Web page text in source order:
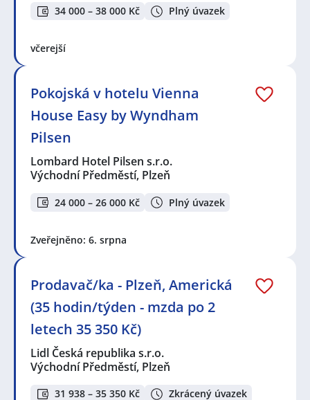
34 000 – 38 000 Kč Plný úvazek
včerejší
Pokojská v hotelu Vienna
House Easy by Wyndham
Pilsen
Lombard Hotel Pilsen s.r.o.
Východní Předměstí, Plzeň
24 000 – 26 000 Kč Plný úvazek
Zveřejněno: 6. srpna
Prodavač/ka - Plzeň, Americká
(35 hodin/týden - mzda po 2
letech 35 350 Kč)
Lidl Česká republika s.r.o.
Východní Předměstí, Plzeň
31 938 – 35 350 Kč Zkrácený úvazek